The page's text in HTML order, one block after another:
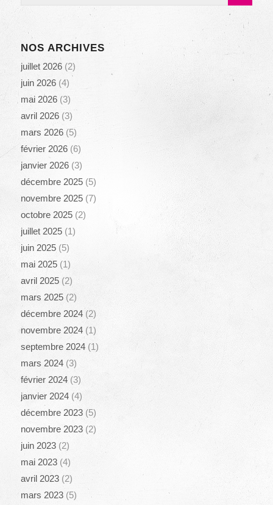
NOS ARCHIVES
juillet 2026(2)
juin 2026(4)
mai 2026(3)
avril 2026(3)
mars 2026(5)
février 2026(6)
janvier 2026(3)
décembre 2025(5)
novembre 2025(7)
octobre 2025(2)
juillet 2025(1)
juin 2025(5)
mai 2025(1)
avril 2025(2)
mars 2025(2)
décembre 2024(2)
novembre 2024(1)
septembre 2024(1)
mars 2024(3)
février 2024(3)
janvier 2024(4)
décembre 2023(5)
novembre 2023(2)
juin 2023(2)
mai 2023(4)
avril 2023(2)
mars 2023(5)